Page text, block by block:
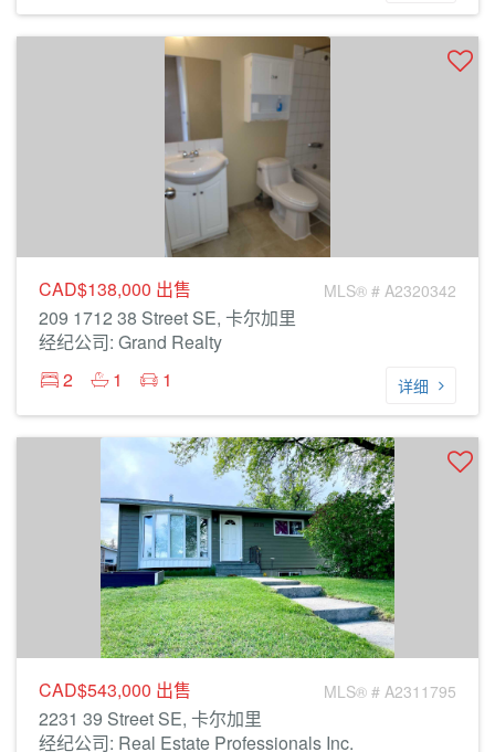
CAD$138,000 出售 MLS® # A2320342
209 1712 38 Street SE, 卡尔加里
经纪公司: Grand Realty
2
1 1 详细
CAD$543,000 出售 MLS® # A2311795
2231 39 Street SE, 卡尔加里
经纪公司: Real Estate Professionals Inc.